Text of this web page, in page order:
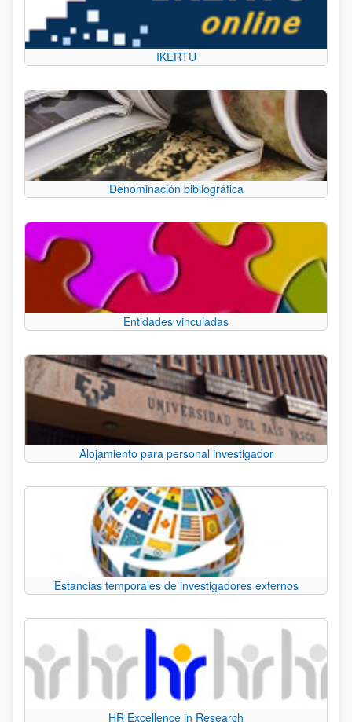
IKERTU
Denominación bibliográfica
Entidades vinculadas
Alojamiento para personal investigador
Estancias temporales de investigadores externos
HR Excellence in Research